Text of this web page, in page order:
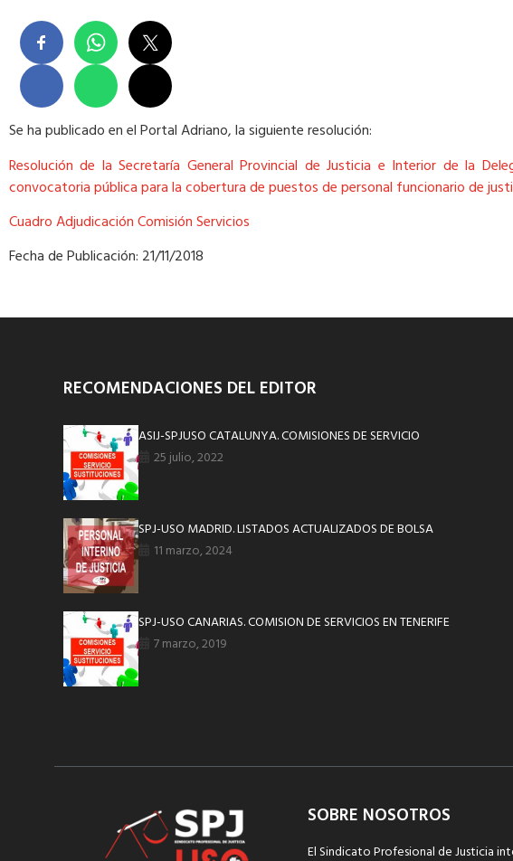
Se ha publicado en el Portal Adriano, la siguiente resolución:
Resolución de la Secretaría General Provincial de Justicia e Interior de la
convocatoria pública para la cobertura de puestos de personal funcionario de
Cuadro Adjudicación Comisión Servicios
Fecha de Publicación: 21/11/2018
RECOMENDACIONES DEL EDITOR
ASIJ-SPJUSO CATALUNYA. COMISIONES DE SERVICIO
25 julio, 2022
SPJ-USO MADRID. LISTADOS ACTUALIZADOS DE BOLSA
11 marzo, 2024
SPJ-USO CANARIAS. COMISION DE SERVICIOS EN TENERIFE
7 marzo, 2019
SOBRE NOSOTROS
El Sindicato Profesional de Justicia